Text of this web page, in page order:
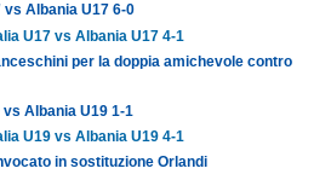
vs Albania U17 6-0
U17 vs Albania U17 4-1
per la doppia amichevole contro
vs Albania U19 1-1
U19 vs Albania U19 4-1
in sostituzione Orlandi